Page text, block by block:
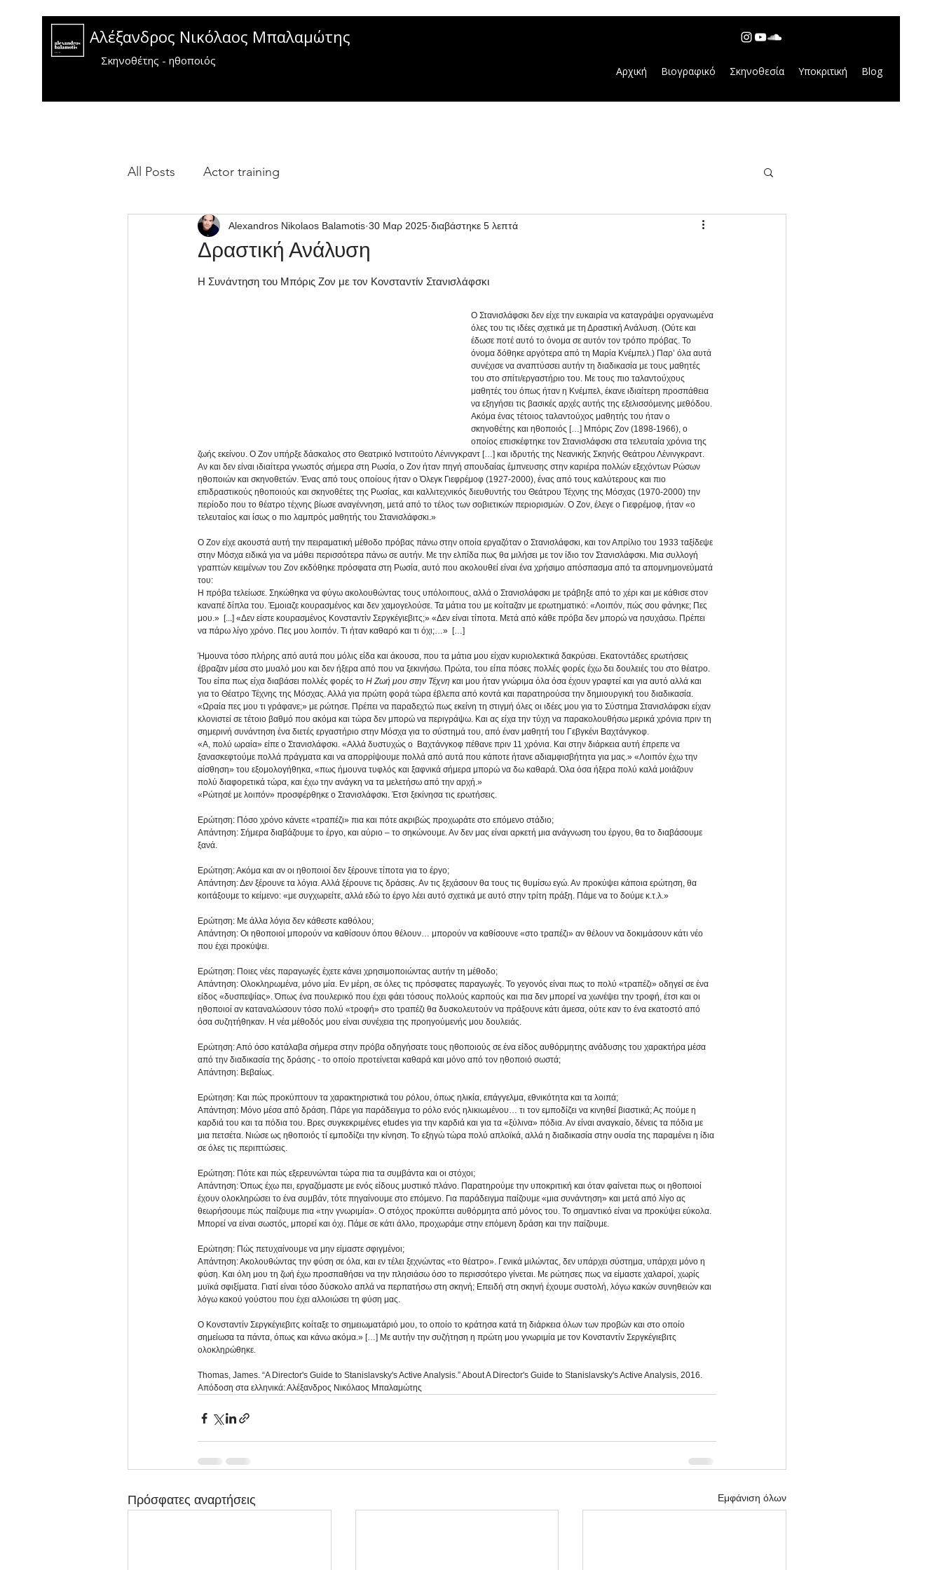
Αλέξανδρος Νικόλαος Μπαλαμώτης
Σκηνοθέτης - ηθοποιός
Αρχική Βιογραφικό Σκηνοθεσία Υποκριτική Blog
All Posts Actor training
Δραστική Ανάλυση
Alexandros Nikolaos Balamotis 30 Μαρ 2025 διαβάστηκε 5 λεπτά
Η Συνάντηση του Μπόρις Ζον με τον Κονσταντίν Στανισλάφσκι
Ο Στανισλάφσκι δεν είχε την ευκαιρία να καταγράψει οργανωμένα
όλες του τις ιδέες σχετικά με τη Δραστική Ανάλυση. (Ούτε και
έδωσε ποτέ αυτό το όνομα σε αυτόν τον τρόπο πρόβας. Το
όνομα δόθηκε αργότερα από τη Μαρία Κνέμπελ.) Παρ’ όλα αυτά
συνέχισε να αναπτύσσει αυτήν τη διαδικασία με τους μαθητές
του στο σπίτι/εργαστήριο του. Με τους πιο ταλαντούχους
μαθητές του όπως ήταν η Κνέμπελ, έκανε ιδιαίτερη προσπάθεια
να εξηγήσει τις βασικές αρχές αυτής της εξελισσόμενης μεθόδου.
Ακόμα ένας τέτοιος ταλαντούχος μαθητής του ήταν ο
σκηνοθέτης και ηθοποιός […] Μπόρις Ζον (1898-1966), ο
οποίος επισκέφτηκε τον Στανισλάφσκι στα τελευταία χρόνια της
ζωής εκείνου. Ο Ζον υπήρξε δάσκαλος στο Θεατρικό Ινστιτούτο Λένινγκραντ […] και ιδρυτής της Νεανικής Σκηνής Θεάτρου Λένινγκραντ.
Αν και δεν είναι ιδιαίτερα γνωστός σήμερα στη Ρωσία, ο Ζον ήταν πηγή σπουδαίας έμπνευσης στην καριέρα πολλών εξεχόντων Ρώσων
ηθοποιών και σκηνοθετών. Ένας από τους οποίους ήταν ο Όλεγκ Γιεφρέμοφ (1927-2000), ένας από τους καλύτερους και πιο
επιδραστικούς ηθοποιούς και σκηνοθέτες της Ρωσίας, και καλλιτεχνικός διευθυντής του Θεάτρου Τέχνης της Μόσχας (1970-2000) την
περίοδο που το θέατρο τέχνης βίωσε αναγέννηση, μετά από το τέλος των σοβιετικών περιορισμών. Ο Ζον, έλεγε ο Γιεφρέμοφ, ήταν «ο
τελευταίος και ίσως ο πιο λαμπρός μαθητής του Στανισλάφσκι.»
Ο Ζον είχε ακουστά αυτή την πειραματική μέθοδο πρόβας πάνω στην οποία εργαζόταν ο Στανισλάφσκι, και τον Απρίλιο του 1933 ταξίδεψε
στην Μόσχα ειδικά για να μάθει περισσότερα πάνω σε αυτήν. Με την ελπίδα πως θα μιλήσει με τον ίδιο τον Στανισλάφσκι. Μια συλλογή
γραπτών κειμένων του Ζον εκδόθηκε πρόσφατα στη Ρωσία, αυτό που ακολουθεί είναι ένα χρήσιμο απόσπασμα από τα απομνημονεύματά
του:
Η πρόβα τελείωσε. Σηκώθηκα να φύγω ακολουθώντας τους υπόλοιπους, αλλά ο Στανισλάφσκι με τράβηξε από το χέρι και με κάθισε στον
καναπέ δίπλα του. Έμοιαζε κουρασμένος και δεν χαμογελούσε. Τα μάτια του με κοίταζαν με ερωτηματικό: «Λοιπόν, πώς σου φάνηκε; Πες
μου.»  [...] «Δεν είστε κουρασμένος Κονσταντίν Σεργκέγιεβιτς;» «Δεν είναι τίποτα. Μετά από κάθε πρόβα δεν μπορώ να ησυχάσω. Πρέπει
να πάρω λίγο χρόνο. Πες μου λοιπόν. Τι ήταν καθαρό και τι όχι;…»  […]
Ήμουνα τόσο πλήρης από αυτά που μόλις είδα και άκουσα, που τα μάτια μου είχαν κυριολεκτικά δακρύσει. Εκατοντάδες ερωτήσεις
έβραζαν μέσα στο μυαλό μου και δεν ήξερα από που να ξεκινήσω. Πρώτα, του είπα πόσες πολλές φορές έχω δει δουλειές του στο θέατρο.
Του είπα πως είχα διαβάσει πολλές φορές το Η Ζωή μου στην Τέχνη και μου ήταν γνώριμα όλα όσα έχουν γραφτεί και για αυτό αλλά και
για το Θέατρο Τέχνης της Μόσχας. Αλλά για πρώτη φορά τώρα έβλεπα από κοντά και παρατηρούσα την δημιουργική του διαδικασία.
«Ωραία πες μου τι γράφανε;» με ρώτησε. Πρέπει να παραδεχτώ πως εκείνη τη στιγμή όλες οι ιδέες μου για το Σύστημα Στανισλάφσκι είχαν
κλονιστεί σε τέτοιο βαθμό που ακόμα και τώρα δεν μπορώ να περιγράψω. Και ας είχα την τύχη να παρακολουθήσω μερικά χρόνια πριν τη
σημερινή συνάντηση ένα διετές εργαστήριο στην Μόσχα για το σύστημά του, από έναν μαθητή του Γεβγκένι Βαχτάνγκοφ.
«Α, πολύ ωραία» είπε ο Στανισλάφσκι. «Αλλά δυστυχώς ο  Βαχτάνγκοφ πέθανε πριν 11 χρόνια. Και στην διάρκεια αυτή έπρεπε να
ξανασκεφτούμε πολλά πράγματα και να απορρίψουμε πολλά από αυτά που κάποτε ήτανε αδιαμφισβήτητα για μας.» «Λοιπόν έχω την
αίσθηση» του εξομολογήθηκα, «πως ήμουνα τυφλός και ξαφνικά σήμερα μπορώ να δω καθαρά. Όλα όσα ήξερα πολύ καλά μοιάζουν
πολύ διαφορετικά τώρα, και έχω την ανάγκη να τα μελετήσω από την αρχή.»
«Ρώτησέ με λοιπόν» προσφέρθηκε ο Στανισλάφσκι. Έτσι ξεκίνησα τις ερωτήσεις.
Ερώτηση: Πόσο χρόνο κάνετε «τραπέζι» πια και πότε ακριβώς προχωράτε στο επόμενο στάδιο;
Απάντηση: Σήμερα διαβάζουμε το έργο, και αύριο – το σηκώνουμε. Αν δεν μας είναι αρκετή μια ανάγνωση του έργου, θα το διαβάσουμε
ξανά.
Ερώτηση: Ακόμα και αν οι ηθοποιοί δεν ξέρουνε τίποτα για το έργο;
Απάντηση: Δεν ξέρουνε τα λόγια. Αλλά ξέρουνε τις δράσεις. Αν τις ξεχάσουν θα τους τις θυμίσω εγώ. Αν προκύψει κάποια ερώτηση, θα
κοιτάξουμε το κείμενο: «με συγχωρείτε, αλλά εδώ το έργο λέει αυτό σχετικά με αυτό στην τρίτη πράξη. Πάμε να το δούμε κ.τ.λ.»
Ερώτηση: Με άλλα λόγια δεν κάθεστε καθόλου;
Απάντηση: Οι ηθοποιοί μπορούν να καθίσουν όπου θέλουν… μπορούν να καθίσουνε «στο τραπέζι» αν θέλουν να δοκιμάσουν κάτι νέο
που έχει προκύψει.
Ερώτηση: Ποιες νέες παραγωγές έχετε κάνει χρησιμοποιώντας αυτήν τη μέθοδο;
Απάντηση: Ολοκληρωμένα, μόνο μία. Εν μέρη, σε όλες τις πρόσφατες παραγωγές. Το γεγονός είναι πως το πολύ «τραπέζι» οδηγεί σε ένα
είδος «δυσπεψίας». Όπως ένα πουλερικό που έχει φάει τόσους πολλούς καρπούς και πια δεν μπορεί να χωνέψει την τροφή, έτσι και οι
ηθοποιοί αν καταναλώσουν τόσο πολύ «τροφή» στο τραπέζι θα δυσκολευτούν να πράξουνε κάτι άμεσα, ούτε καν το ένα εκατοστό από
όσα συζητήθηκαν. Η νέα μέθοδός μου είναι συνέχεια της προηγούμενής μου δουλειάς.
Ερώτηση: Από όσο κατάλαβα σήμερα στην πρόβα οδηγήσατε τους ηθοποιούς σε ένα είδος αυθόρμητης ανάδυσης του χαρακτήρα μέσα
από την διαδικασία της δράσης - το οποίο προτείνεται καθαρά και μόνο από τον ηθοποιό σωστά;
Απάντηση: Βεβαίως.
Ερώτηση: Και πώς προκύπτουν τα χαρακτηριστικά του ρόλου, όπως ηλικία, επάγγελμα, εθνικότητα και τα λοιπά;
Απάντηση: Μόνο μέσα από δράση. Πάρε για παράδειγμα το ρόλο ενός ηλικιωμένου… τι τον εμποδίζει να κινηθεί βιαστικά; Ας πούμε η
καρδιά του και τα πόδια του. Βρες συγκεκριμένες etudes για την καρδιά και για τα «ξύλινα» πόδια. Αν είναι αναγκαίο, δένεις τα πόδια με
μια πετσέτα. Νιώσε ως ηθοποιός τί εμποδίζει την κίνηση. Το εξηγώ τώρα πολύ απλοϊκά, αλλά η διαδικασία στην ουσία της παραμένει η ίδια
σε όλες τις περιπτώσεις.
Ερώτηση: Πότε και πώς εξερευνώνται τώρα πια τα συμβάντα και οι στόχοι;
Απάντηση: Όπως έχω πει, εργαζόμαστε με ενός είδους μυστικό πλάνο. Παρατηρούμε την υποκριτική και όταν φαίνεται πως οι ηθοποιοί
έχουν ολοκληρώσει το ένα συμβάν, τότε πηγαίνουμε στο επόμενο. Για παράδειγμα παίζουμε «μια συνάντηση» και μετά από λίγο ας
θεωρήσουμε πώς παίζουμε πια «την γνωριμία». Ο στόχος προκύπτει αυθόρμητα από μόνος του. Το σημαντικό είναι να προκύψει εύκολα.
Μπορεί να είναι σωστός, μπορεί και όχι. Πάμε σε κάτι άλλο, προχωράμε στην επόμενη δράση και την παίζουμε.
Ερώτηση: Πώς πετυχαίνουμε να μην είμαστε σφιγμένοι;
Απάντηση: Ακολουθώντας την φύση σε όλα, και εν τέλει ξεχνώντας «το θέατρο». Γενικά μιλώντας, δεν υπάρχει σύστημα, υπάρχει μόνο η
φύση. Και όλη μου τη ζωή έχω προσπαθήσει να την πλησιάσω όσο το περισσότερο γίνεται. Με ρώτησες πως να είμαστε χαλαροί, χωρίς
μυϊκά σφιξίματα. Γιατί είναι τόσο δύσκολο απλά να περπατήσω στη σκηνή; Επειδή στη σκηνή έχουμε συστολή, λόγω κακών συνηθειών και
λόγω κακού γούστου που έχει αλλοιώσει τη φύση μας.
Ο Κονσταντίν Σεργκέγιεβιτς κοίταξε το σημειωματάριό μου, το οποίο το κράτησα κατά τη διάρκεια όλων των προβών και στο οποίο
σημείωσα τα πάντα, όπως και κάνω ακόμα.» […] Με αυτήν την συζήτηση η πρώτη μου γνωριμία με τον Κονσταντίν Σεργκέγιεβιτς
ολοκληρώθηκε.
Thomas, James. “A Director's Guide to Stanislavsky's Active Analysis.” About A Director's Guide to Stanislavsky's Active Analysis, 2016.
Απόδοση στα ελληνικά: Αλέξανδρος Νικόλαος Μπαλαμώτης
Πρόσφατες αναρτήσεις Εμφάνιση όλων